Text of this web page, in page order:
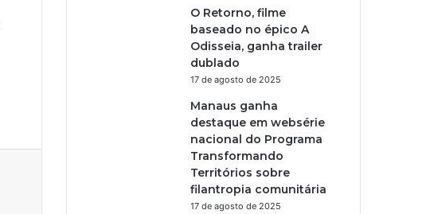
O Retorno, filme
baseado no épico A
Odisseia, ganha trailer
dublado
17 de agosto de 2025
Manaus ganha
destaque em websérie
nacional do Programa
Transformando
Territórios sobre
filantropia comunitária
17 de agosto de 2025